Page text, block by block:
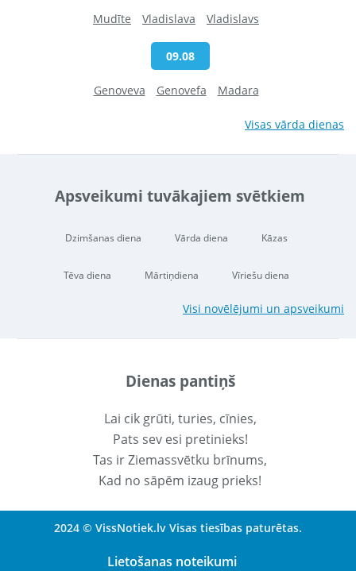
Mudīte Vladislava Vladislavs
09.08
Genoveva Genovefa Madara
Visas vārda dienas
Apsveikumi tuvākajiem svētkiem
Dzimšanas diena Vārda diena Kāzas
Tēva diena Mārtiņdiena Vīriešu diena
Visi novēlējumi un apsveikumi
Dienas pantiņš
Lai cik grūti, turies, cīnies,
Pats sev esi pretinieks!
Tas ir Ziemassvētku brīnums,
Kad no sāpēm izaug prieks!
2024 © VissNotiek.lv Visas tiesības paturētas.
Lietošanas noteikumi